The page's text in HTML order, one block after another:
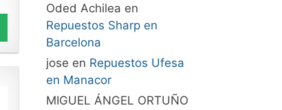
Oded Achilea en
Repuestos Sharp en
Barcelona
jose en Repuestos Ufesa
en Manacor
MIGUEL ÁNGEL ORTUÑO